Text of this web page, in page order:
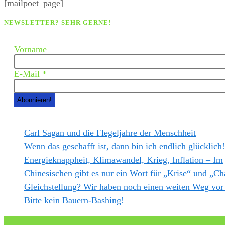
[mailpoet_page]
NEWSLETTER? SEHR GERNE!
Vorname
E-Mail *
Carl Sagan und die Flegeljahre der Menschheit
Wenn das geschafft ist, dann bin ich endlich glücklich!
Energieknappheit, Klimawandel, Krieg, Inflation – Im
Chinesischen gibt es nur ein Wort für „Krise“ und
Gleichstellung? Wir haben noch einen weiten Weg vor
Bitte kein Bauern-Bashing!